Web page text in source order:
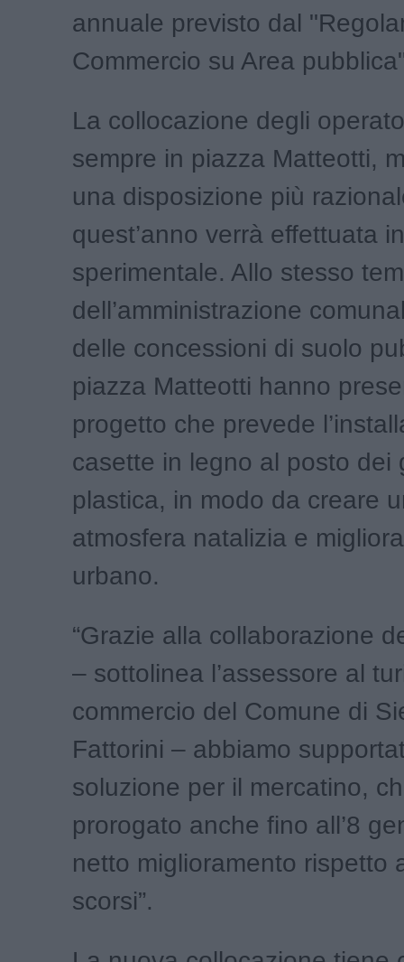
annuale previsto dal
Commercio su Area
La collocazione degli
sempre in piazza Matteotti,
una disposizione più
quest’anno verrà effettuata
sperimentale. Allo stesso
dell’amministrazione
delle concessioni di suolo
piazza Matteotti hanno
progetto che prevede
casette in legno al posto dei
plastica, in modo da creare
atmosfera natalizia e
urbano.
“Grazie alla collaborazione
– sottolinea l’assessore al
commercio del Comune di
Fattorini – abbiamo
soluzione per il mercatino,
prorogato anche fino all’8
netto miglioramento rispetto
scorsi”.